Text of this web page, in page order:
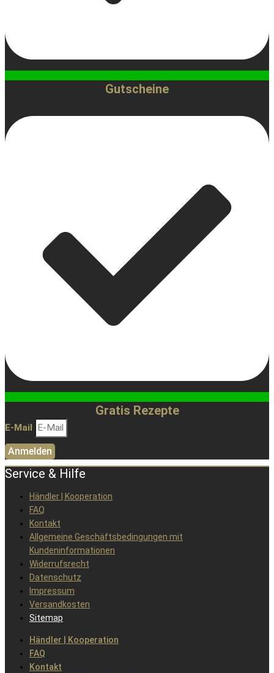
Gutscheine
Gratis Rezepte
E-Mail
Anmelden
Service & Hilfe
Händler | Kooperation
FAQ
Kontakt
Allgemeine Geschäftsbedingungen mit
Kundeninformationen
Widerrufsrecht
Datenschutz
Impressum
Versandkosten
Sitemap
Händler | Kooperation
FAQ
Kontakt